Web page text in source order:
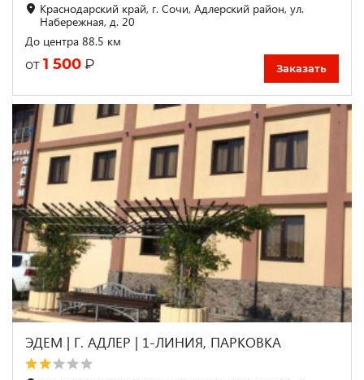
Краснодарский край, г. Сочи, Адлерский район, ул.
Набережная, д. 20
До центра 88.5 км
от 1 500 ₽ Заказать
ЭДЕМ | Г. АДЛЕР | 1-ЛИНИЯ, ПАРКОВКА